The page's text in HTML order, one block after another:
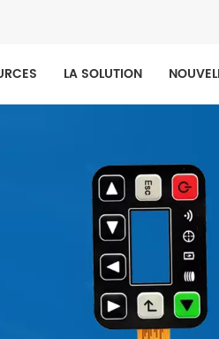
LA SOLUTION